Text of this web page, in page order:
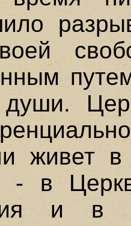
души.
живет в
- в
и в